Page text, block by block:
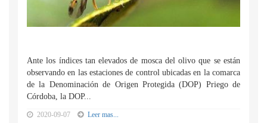
Ante los índices tan elevados de mosca del olivo que se están
observando en las estaciones de control ubicadas en la comarca
de la Denominación de Origen Protegida (DOP) Priego de
Córdoba, la DOP...
2020-09-07 Leer mas...